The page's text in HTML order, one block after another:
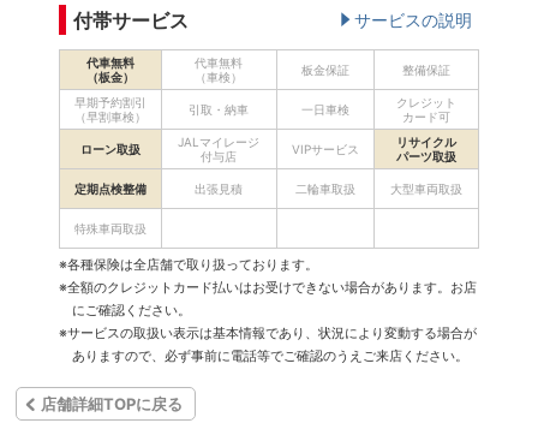
付帯サービス サービスの説明
代車無料
（板金）
代車無料
（車検）
板金保証 整備保証
早期予約割引
（早割車検）
引取・納車 一日車検
クレジット
カード可
ローン取扱
JALマイレージ
付与店
VIPサービス
リサイクル
パーツ取扱
定期点検整備 出張見積 二輪車取扱 大型車両取扱
特殊車両取扱
※各種保険は全店舗で取り扱っております。
※全額のクレジットカード払いはお受けできない場合があります。お店
にご確認ください。
※サービスの取扱い表示は基本情報であり、状況により変動する場合が
ありますので、必ず事前に電話等でご確認のうえご来店ください。
店舗詳細TOPに戻る